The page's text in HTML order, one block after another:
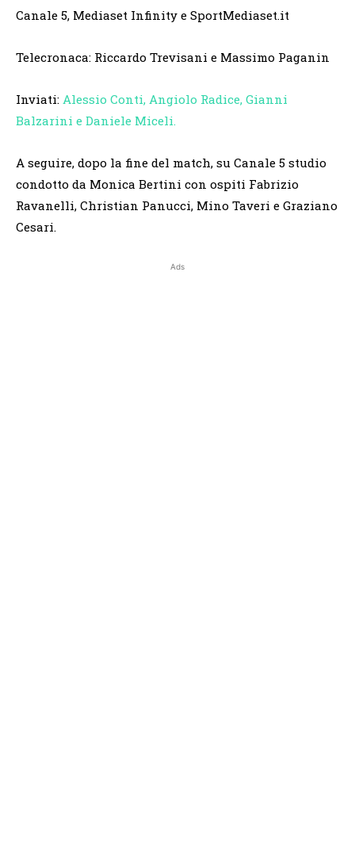
Canale 5, Mediaset Infinity e SportMediaset.it
Telecronaca: Riccardo Trevisani e Massimo Paganin
Inviati: Alessio Conti, Angiolo Radice, Gianni
Balzarini e Daniele Miceli.
A seguire, dopo la fine del match, su Canale 5 studio
condotto da Monica Bertini con ospiti Fabrizio
Ravanelli, Christian Panucci, Mino Taveri e Graziano
Cesari.
Ads